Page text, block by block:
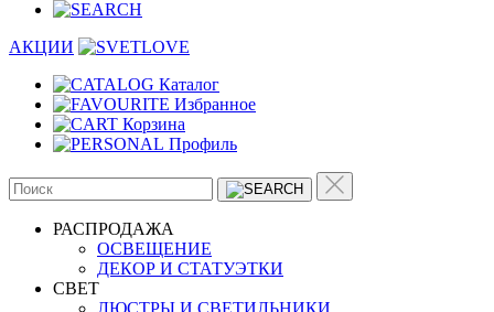
АКЦИИ
Каталог
Избранное
Корзина
Профиль
РАСПРОДАЖА
ОСВЕЩЕНИЕ
ДЕКОР И СТАТУЭТКИ
CВЕТ
ЛЮСТРЫ И СВЕТИЛЬНИКИ